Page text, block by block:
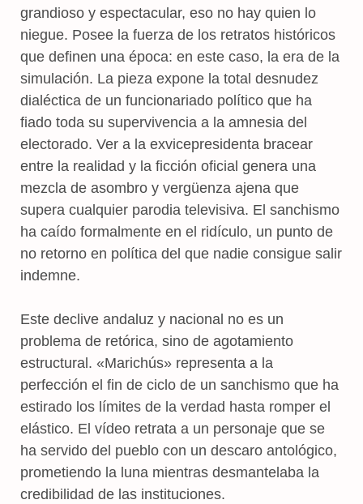
grandioso y espectacular, eso no hay quien lo
niegue. Posee la fuerza de los retratos históricos
que definen una época: en este caso, la era de la
simulación. La pieza expone la total desnudez
dialéctica de un funcionariado político que ha
fiado toda su supervivencia a la amnesia del
electorado. Ver a la exvicepresidenta bracear
entre la realidad y la ficción oficial genera una
mezcla de asombro y vergüenza ajena que
supera cualquier parodia televisiva. El sanchismo
ha caído formalmente en el ridículo, un punto de
no retorno en política del que nadie consigue salir
indemne.
Este declive andaluz y nacional no es un
problema de retórica, sino de agotamiento
estructural. «Marichús» representa a la
perfección el fin de ciclo de un sanchismo que ha
estirado los límites de la verdad hasta romper el
elástico. El vídeo retrata a un personaje que se
ha servido del pueblo con un descaro antológico,
prometiendo la luna mientras desmantelaba la
credibilidad de las instituciones.